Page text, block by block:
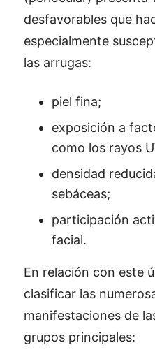
desfavorables que
especialmente
las arrugas:
piel fina;
exposición a
como los rayos
densidad
sebáceas;
participación
facial.
En relación con este
clasificar las
manifestaciones de
grupos principales: